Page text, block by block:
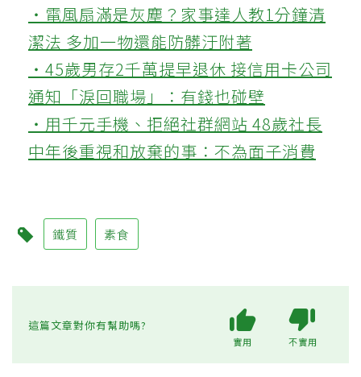
‧電風扇滿是灰塵？家事達人教1分鐘清
潔法 多加一物還能防髒汙附著
‧45歲男存2千萬提早退休 接信用卡公司
通知「淚回職場」：有錢也碰壁
‧用千元手機、拒絕社群網站 48歲社長
中年後重視和放棄的事：不為面子消費
鐵質 素食
這篇文章對你有幫助嗎?
實用 不實用